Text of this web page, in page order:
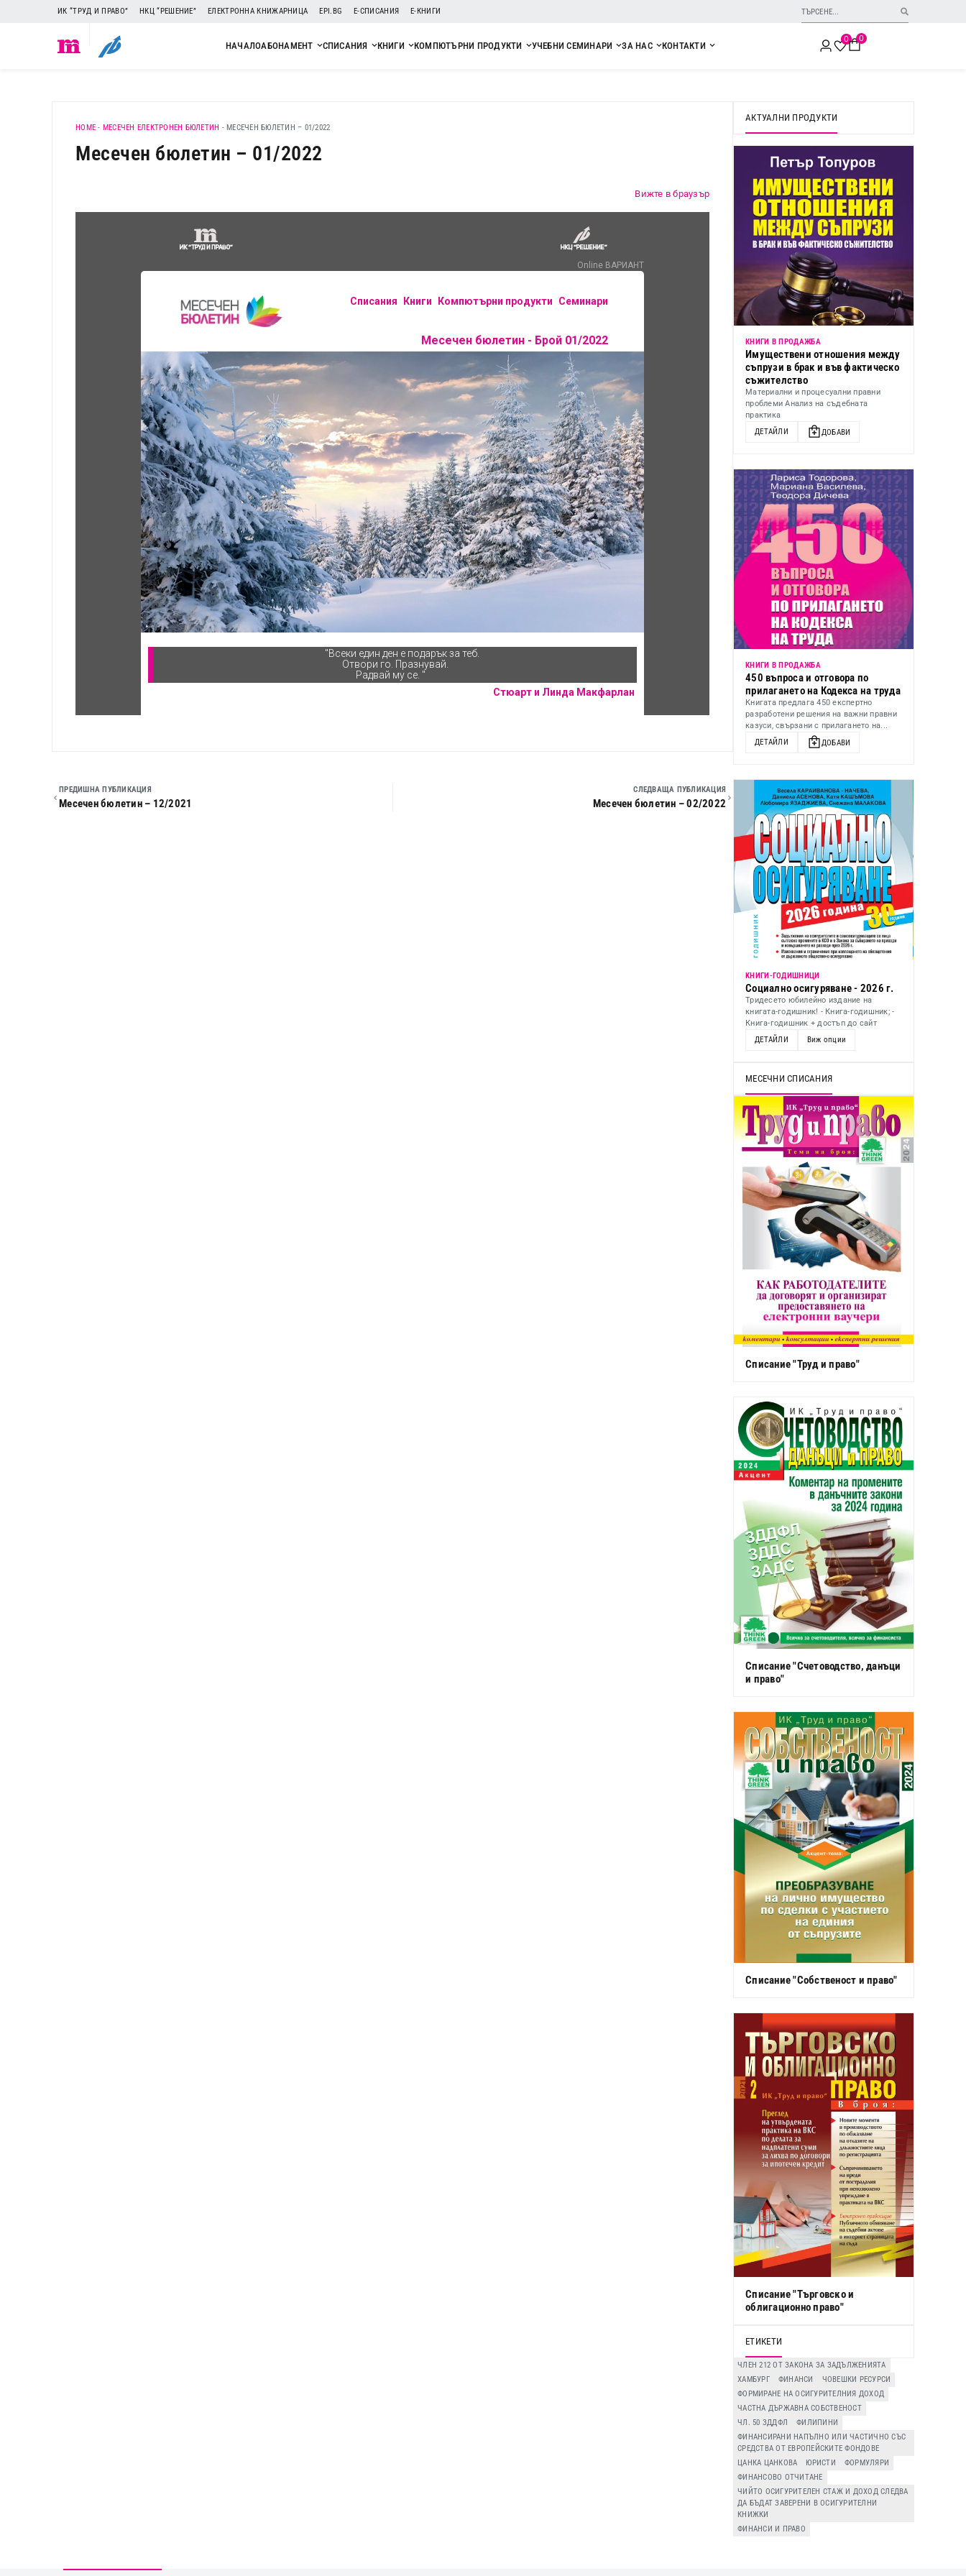
ИК “ТРУД И ПРАВО” НКЦ “РЕШЕНИЕ” ЕЛЕКТРОННА КНИЖАРНИЦА EPI.BG Е-СПИСАНИЯ Е-КНИГИ
НАЧАЛОАБОНАМЕНТ СПИСАНИЯ КНИГИ КОМПЮТЪРНИ ПРОДУКТИ УЧЕБНИ СЕМИНАРИ ЗА НАС КОНТАКТИ
0 0
HOME - МЕСЕЧЕН ЕЛЕКТРОНЕН БЮЛЕТИН - МЕСЕЧЕН БЮЛЕТИН – 01/2022
Месечен бюлетин – 01/2022
Вижте в браузър
ПРЕДИШНА ПУБЛИКАЦИЯ
Месечен бюлетин – 12/2021
СЛЕДВАЩА ПУБЛИКАЦИЯ
Месечен бюлетин – 02/2022
АКТУАЛНИ ПРОДУКТИ
КНИГИ В ПРОДАЖБА
Имуществени отношения между
съпрузи в брак и във фактическо
съжителство
Материални и процесуални правни
проблеми Анализ на съдебната
практика
ДЕТАЙЛИ
ДОБАВИ
КНИГИ В ПРОДАЖБА
450 въпроса и отговора по
прилагането на Кодекса на труда
Книгата предлага 450 експертно
разработени решения на важни правни
казуси, свързани с прилагането на...
ДЕТАЙЛИ
ДОБАВИ
KНИГИ-ГОДИШНИЦИ
Социално осигуряване - 2026 г.
Тридесето юбилейно издание на
книгата-годишник! - Книга-годишник; -
Книга-годишник + достъп до сайт
ДЕТАЙЛИ
Виж опции
МЕСЕЧНИ СПИСАНИЯ
Списание "Труд и право"
Списание "Счетоводство, данъци
и право"
Списание "Собственост и право"
Списание "Търговско и
облигационно право"
ЕТИКЕТИ
ЧЛЕН 212 ОТ ЗАКОНА ЗА ЗАДЪЛЖЕНИЯТА
ХАМБУРГ
ФИНАНСИ
ЧОВЕШКИ РЕСУРСИ
ФОРМИРАНЕ НА ОСИГУРИТЕЛНИЯ ДОХОД
ЧАСТНА ДЪРЖАВНА СОБСТВЕНОСТ
ЧЛ. 50 ЗДДФЛ
ФИЛИПИНИ
ФИНАНСИРАНИ НАПЪЛНО ИЛИ ЧАСТИЧНО СЪС
СРЕДСТВА ОТ ЕВРОПЕЙСКИТЕ ФОНДОВЕ
ЦАНКА ЦАНКОВА
ЮРИСТИ
ФОРМУЛЯРИ
ФИНАНСОВО ОТЧИТАНЕ
ЧИЙТО ОСИГУРИТЕЛЕН СТАЖ И ДОХОД СЛЕДВА
ДА БЪДАТ ЗАВЕРЕНИ В ОСИГУРИТЕЛНИ
КНИЖКИ
ФИНАНСИ И ПРАВО